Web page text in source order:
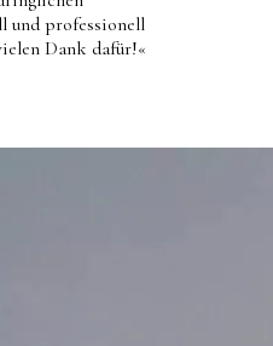
und professionell
Dank dafür!«